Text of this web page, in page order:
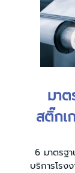
มา
สติ๊กเ
6 มาตรฐ
บริการโรง